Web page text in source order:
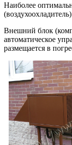
Наиболее
Внешний блок
автоматическое
размещается в